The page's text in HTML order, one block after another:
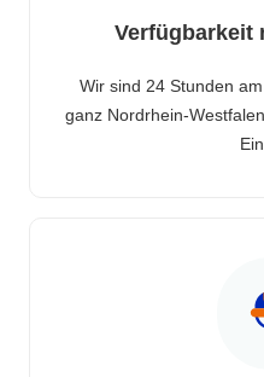
Verfügbarkeit
Wir sind 24 Stunden
ganz Nordrhein-